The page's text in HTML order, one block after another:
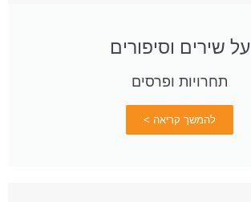
על שירים וסיפורים
תחרויות ופרסים
להמשך קריאה >